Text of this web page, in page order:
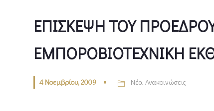
ΕΠΙΣΚΕΨΗ ΤΟΥ
ΕΜΠΟΡΟΒΙΟΤΕΧΝΙΚΗ
4 Νοεμβρίου, 2009 Νέα-Ανακοινώσεις